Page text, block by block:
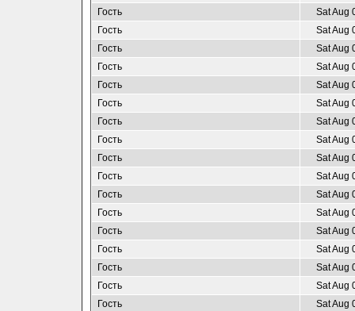
Гость
Sat Aug
Гость
Sat Aug
Гость
Sat Aug
Гость
Sat Aug
Гость
Sat Aug
Гость
Sat Aug
Гость
Sat Aug
Гость
Sat Aug
Гость
Sat Aug
Гость
Sat Aug
Гость
Sat Aug
Гость
Sat Aug
Гость
Sat Aug
Гость
Sat Aug
Гость
Sat Aug
Гость
Sat Aug
Гость
Sat Aug